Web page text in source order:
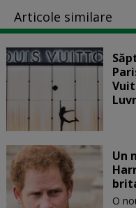
Articole similare
Un
O